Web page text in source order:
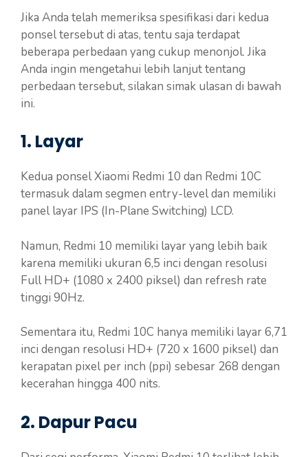
Jika Anda telah memeriksa spesifikasi dari kedua
ponsel tersebut di atas, tentu saja terdapat
beberapa perbedaan yang cukup menonjol. Jika
Anda ingin mengetahui lebih lanjut tentang
perbedaan tersebut, silakan simak ulasan di bawah
ini.
1. Layar
Kedua ponsel Xiaomi Redmi 10 dan Redmi 10C
termasuk dalam segmen entry-level dan memiliki
panel layar IPS (In-Plane Switching) LCD.
Namun, Redmi 10 memiliki layar yang lebih baik
karena memiliki ukuran 6,5 inci dengan resolusi
Full HD+ (1080 x 2400 piksel) dan refresh rate
tinggi 90Hz.
Sementara itu, Redmi 10C hanya memiliki layar 6,71
inci dengan resolusi HD+ (720 x 1600 piksel) dan
kerapatan pixel per inch (ppi) sebesar 268 dengan
kecerahan hingga 400 nits.
2. Dapur Pacu